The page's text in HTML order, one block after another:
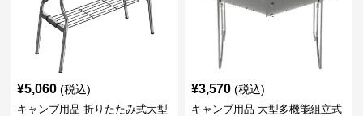
¥5,060 (税込)
キャンプ用品 折りたたみ式大型
¥3,570 (税込)
キャンプ用品 大型多機能組立式